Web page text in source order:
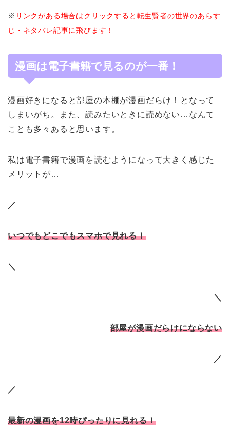
※ リンクがある場合はクリックすると転生賢者の世界のあらす
じ・ネタバレ記事に飛びます！
漫画は電子書籍で見るのが一番！
漫画好きになると部屋の本棚が漫画だらけ！となって
しまいがち。また、読みたいときに読めない…なんて
ことも多々あると思います。
私は電子書籍で漫画を読むようになって大きく感じた
メリットが…
／
いつでもどこでもスマホで見れる！
＼
＼
部屋が漫画だらけにならない
／
／
最新の漫画を12時ぴったりに見れる！